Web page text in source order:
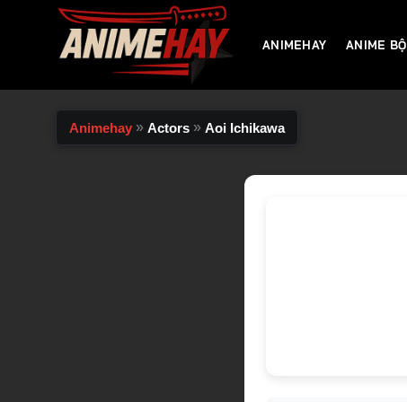
ANIMEHAY ANIME BỘ
Animehay » Actors » Aoi Ichikawa